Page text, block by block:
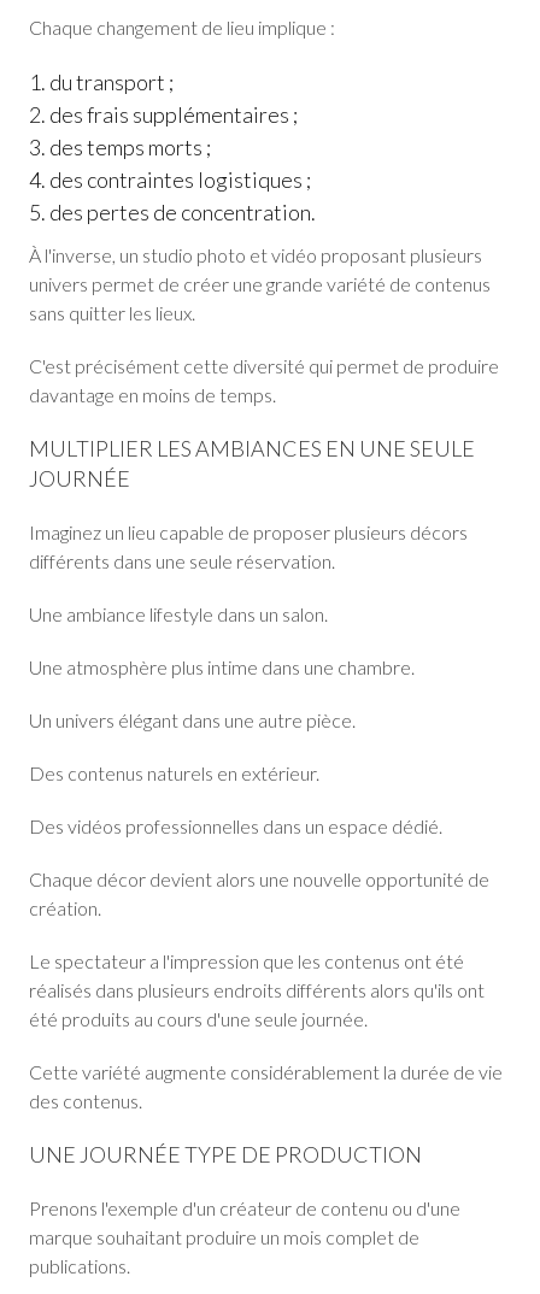
Chaque changement de lieu implique :
du transport ;
des frais supplémentaires ;
des temps morts ;
des contraintes logistiques ;
des pertes de concentration.
À l'inverse, un studio photo et vidéo proposant plusieurs
univers permet de créer une grande variété de contenus
sans quitter les lieux.
C'est précisément cette diversité qui permet de produire
davantage en moins de temps.
MULTIPLIER LES AMBIANCES EN UNE SEULE
JOURNÉE
Imaginez un lieu capable de proposer plusieurs décors
différents dans une seule réservation.
Une ambiance lifestyle dans un salon.
Une atmosphère plus intime dans une chambre.
Un univers élégant dans une autre pièce.
Des contenus naturels en extérieur.
Des vidéos professionnelles dans un espace dédié.
Chaque décor devient alors une nouvelle opportunité de
création.
Le spectateur a l'impression que les contenus ont été
réalisés dans plusieurs endroits différents alors qu'ils ont
été produits au cours d'une seule journée.
Cette variété augmente considérablement la durée de vie
des contenus.
UNE JOURNÉE TYPE DE PRODUCTION
Prenons l'exemple d'un créateur de contenu ou d'une
marque souhaitant produire un mois complet de
publications.